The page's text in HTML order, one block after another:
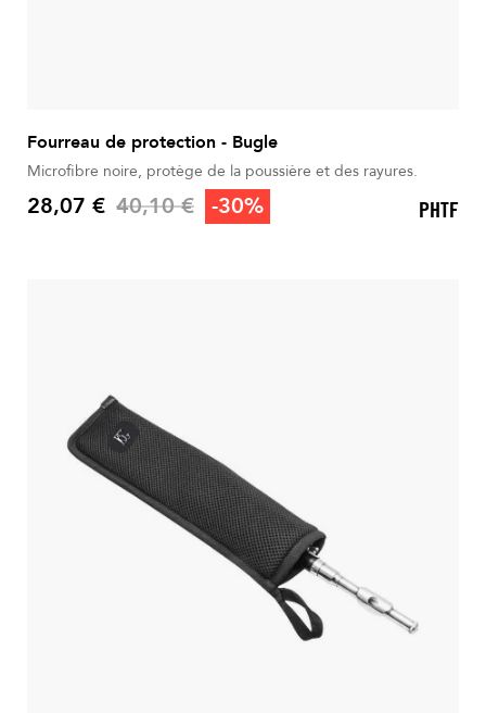
Fourreau de protection - Bugle
Microfibre noire, protège de la poussière et des rayures.
Prix
28,07 € Prix de base
40,10 € -30% PHTF